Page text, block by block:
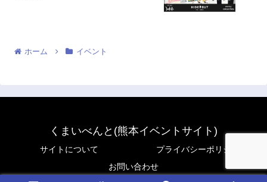
ホーム イベント
くまいべんと(熊本イベントサイト)
サイトについて
プライバシーポリシー
お問い合わせ